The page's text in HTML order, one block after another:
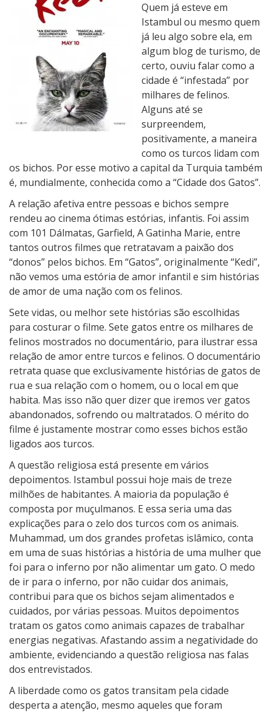
Quem já esteve em
Istambul ou mesmo quem
já leu algo sobre ela, em
algum blog de turismo, de
certo, ouviu falar como a
cidade é “infestada” por
milhares de felinos.
Alguns até se
surpreendem,
positivamente, a maneira
como os turcos lidam com
os bichos. Por esse motivo a capital da Turquia também
é, mundialmente, conhecida como a “Cidade dos Gatos”.
A relação afetiva entre pessoas e bichos sempre
rendeu ao cinema ótimas estórias, infantis. Foi assim
com 101 Dálmatas, Garfield, A Gatinha Marie, entre
tantos outros filmes que retratavam a paixão dos
“donos” pelos bichos. Em “Gatos”, originalmente “Kedi”,
não vemos uma estória de amor infantil e sim histórias
de amor de uma nação com os felinos.
Sete vidas, ou melhor sete histórias são escolhidas
para costurar o filme. Sete gatos entre os milhares de
felinos mostrados no documentário, para ilustrar essa
relação de amor entre turcos e felinos. O documentário
retrata quase que exclusivamente histórias de gatos de
rua e sua relação com o homem, ou o local em que
habita. Mas isso não quer dizer que iremos ver gatos
abandonados, sofrendo ou maltratados. O mérito do
filme é justamente mostrar como esses bichos estão
ligados aos turcos.
A questão religiosa está presente em vários
depoimentos. Istambul possui hoje mais de treze
milhões de habitantes. A maioria da população é
composta por muçulmanos. E essa seria uma das
explicações para o zelo dos turcos com os animais.
Muhammad, um dos grandes profetas islâmico, conta
em uma de suas histórias a história de uma mulher que
foi para o inferno por não alimentar um gato. O medo
de ir para o inferno, por não cuidar dos animais,
contribui para que os bichos sejam alimentados e
cuidados, por várias pessoas. Muitos depoimentos
tratam os gatos como animais capazes de trabalhar
energias negativas. Afastando assim a negatividade do
ambiente, evidenciando a questão religiosa nas falas
dos entrevistados.
A liberdade como os gatos transitam pela cidade
desperta a atenção, mesmo aqueles que foram